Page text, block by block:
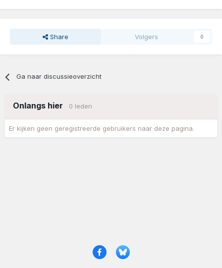
Share Volgers 0
Ga naar discussieoverzicht
Onlangs hier 0 leden
Er kijken geen geregistreerde gebruikers naar deze pagina.